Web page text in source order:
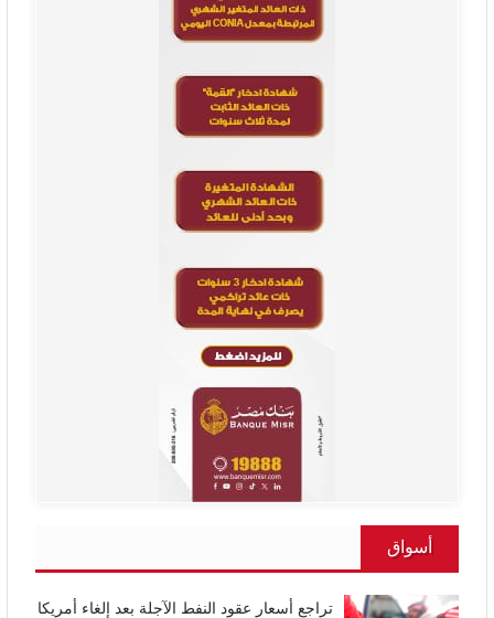
أسواق
تراجع أسعار عقود النفط الآجلة بعد إلغاء أمريكا